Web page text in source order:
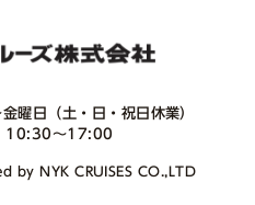
曜日（土・日・祝日休業）
10:30～17:00
NYK CRUISES CO.,LTD